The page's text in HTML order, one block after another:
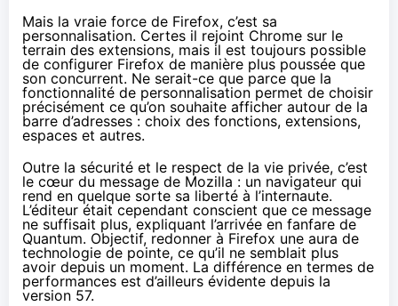
Mais la vraie force de Firefox, c’est sa
personnalisation. Certes il rejoint Chrome sur le
terrain des extensions, mais il est toujours possible
de configurer Firefox de manière plus poussée que
son concurrent. Ne serait-ce que parce que la
fonctionnalité de personnalisation permet de choisir
précisément ce qu’on souhaite afficher autour de la
barre d’adresses : choix des fonctions, extensions,
espaces et autres.
Outre la sécurité et le respect de la vie privée, c’est
le cœur du message de Mozilla : un navigateur qui
rend en quelque sorte sa liberté à l’internaute.
L’éditeur était cependant conscient que ce message
ne suffisait plus, expliquant l’arrivée en fanfare de
Quantum. Objectif, redonner à Firefox une aura de
technologie de pointe, ce qu’il ne semblait plus
avoir depuis un moment. La différence en termes de
performances est d’ailleurs évidente depuis la
version 57.